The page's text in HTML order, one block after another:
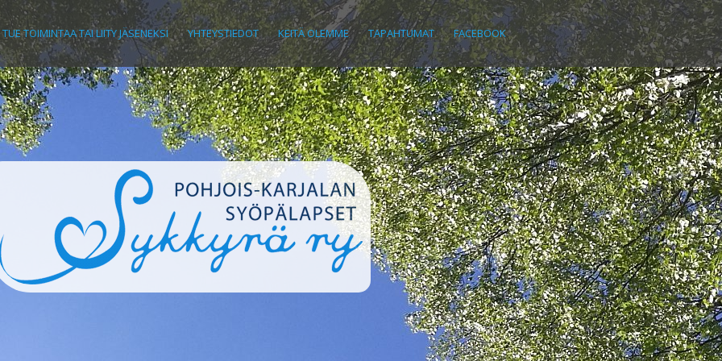
TUE TOIMINTAA TAI LIITY JÄSENEKSI YHTEYSTIEDOT KEITÄ OLEMME TAPAHTUMAT FACEBOOK